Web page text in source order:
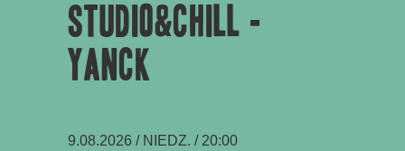
Studio&Chill -
Yanck
9.08.2026 / NIEDZ. / 20:00